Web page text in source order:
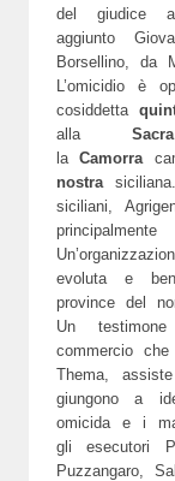
del giudice
aggiunto
Borsellino, da
L’omicidio è
cosiddetta
alla
laCamorra
nostra
siciliani,
evoluta e
province del
Un
commercio
Thema,
giungono a
omicida e i
gli esecutori
Puzzangaro,